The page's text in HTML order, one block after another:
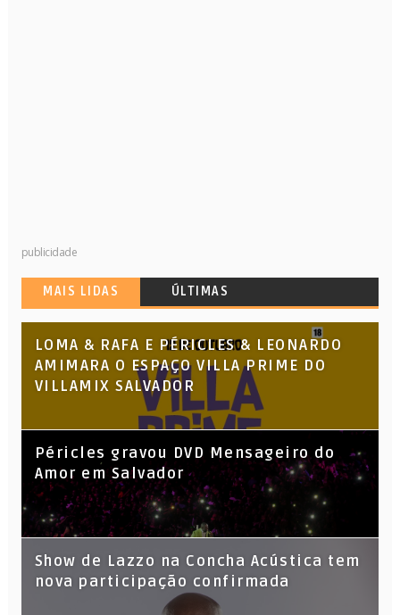
publicidade
MAIS LIDAS ÚLTIMAS
LOMA & RAFA E PÉRICLES & LEONARDO
AMIMARA O ESPAÇO VILLA PRIME DO
VILLAMIX SALVADOR
Péricles gravou DVD Mensageiro do
Amor em Salvador
Show de Lazzo na Concha Acústica tem
nova participação confirmada